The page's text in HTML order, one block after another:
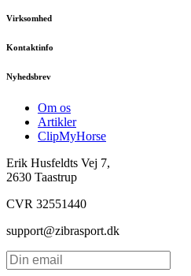
Virksomhed
Kontaktinfo
Nyhedsbrev
Om os
Artikler
ClipMyHorse
Erik Husfeldts Vej 7,
2630 Taastrup
CVR 32551440
support@zibrasport.dk